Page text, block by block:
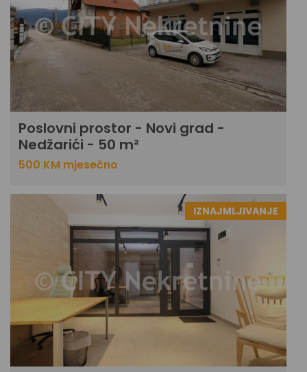
Poslovni prostor - Novi grad -
Nedžarići - 50 m²
500 KM mjesečno
IZNAJMLJIVANJE